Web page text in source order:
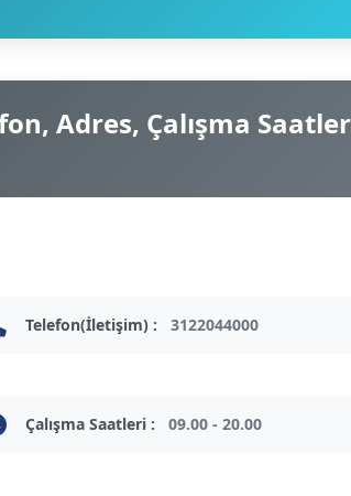
Adres, Çalışma
Telefon(İletişim) : 3122044000
Çalışma Saatleri : 09.00 - 20.00